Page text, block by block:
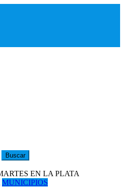
MUNICIPIOS